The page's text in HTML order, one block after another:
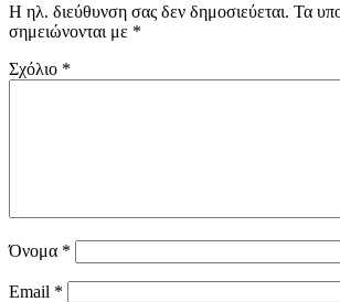
Η ηλ. διεύθυνση σας δεν δημοσιεύεται. Τα
σημειώνονται με *
Σχόλιο *
Όνομα *
Email *